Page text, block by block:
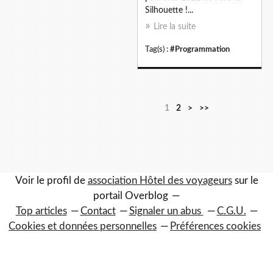
Silhouette !...
Lire la suite
Tag(s) : #Programmation
1 2 > >>
Voir le profil de association Hôtel des voyageurssur le
portail Overblog
Top articles
Contact Signaler un abus
C.G.U.
Cookies et données personnelles
Préférences cookies